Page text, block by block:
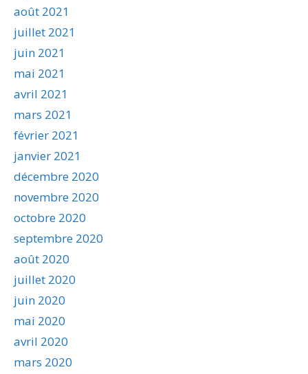
août 2021
juillet 2021
juin 2021
mai 2021
avril 2021
mars 2021
février 2021
janvier 2021
décembre 2020
novembre 2020
octobre 2020
septembre 2020
août 2020
juillet 2020
juin 2020
mai 2020
avril 2020
mars 2020